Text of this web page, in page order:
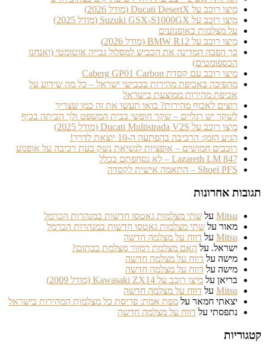
מיצו רוכב על Ducati DesertX (מודל 2026)
מיצו רוכב על Suzuki GSX-S1000GX (מודל 2025)
על מצלמות באופנועים
מיצו רוכב על BMW R12 (מודל 2026)
כך הפכה המדינה את הכביש למסלול גבייה אוטומטי (ואנחנו
הכספומטים)
מיצו רוכב עם קסדת Caberg GP01 Carbon
מהפיכה באכיפת מהירות בכבישי ישראל – כל מה שידוע על
אכיפת מהירות ממוצעת בישראל
רוצים לאכוף מהירות? בואו תעשו את זה כמו שצריך
לשקר יש רגליים – שקר חופשי בבית המשפט ולך הביתה בכיף
מיצו רוכב על Ducati Multistrada V2S (מודל 2025)
הגיע הזמן: הרכיבה בהפתעה ה-10 יוצאת לדרך!
רוכבים חמושים – אופציות לנשיאת נשק בעת רכיבה על אופנוע
Lazareth LM 847 – לא נסחפתם בכלל
Shoei PFS – התאמה אישית לקסדה
אחרונות
Mitsuעלשתי מצלמות גאטסו חדשות במנהרות הכרמל
מאור עלשתי מצלמות גאטסו חדשות במנהרות הכרמל
Mitsuעלדווח על מצלמה חדשה
ישראל.עלהאם מצלמת רמזור מצלמת בכתום?
מישהעלדווח על מצלמה חדשה
מישהעלדווח על מצלמה חדשה
בריאןעלמיצו רוכב על Kawasaki ZX14 (מודל 2009)
Mitsuעלדווח על מצלמה חדשה
יצאתי חמארעלמפת אמת: פריסת כל מצלמות המהירות בישראל
נתפסתיעלדווח על מצלמה חדשה